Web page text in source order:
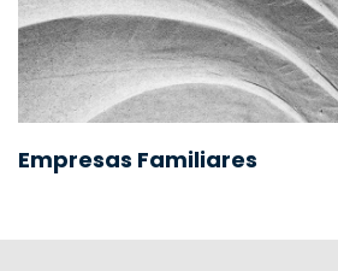
Empresas Familiares